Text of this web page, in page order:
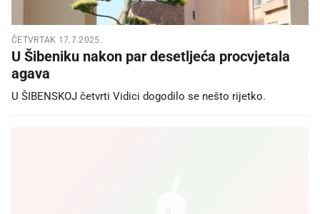
ČETVRTAK 17.7.2025.
U Šibeniku nakon par desetljeća procvjetala
agava
U ŠIBENSKOJ četvrti Vidici dogodilo se nešto rijetko.